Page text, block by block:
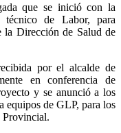
que se inició con la
de Labor, para
la Dirección de Salud de
por el alcalde de
en conferencia de
y se anunció a los
equipos de GLP, para los
Provincial.